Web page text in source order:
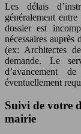
Les délais
généralement
dossier est
nécessaires auprès
(ex: Architectes
demande. Le
d’avancement
éventuellement
Suivi de votre
mairie